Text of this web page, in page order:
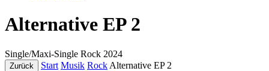
Alternative EP 2
Single/Maxi-Single Rock 2024
Zurück Start Musik Rock Alternative EP 2